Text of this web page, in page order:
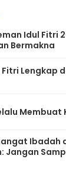
Idul Fitri
Bermakna
Lengkap
Membuat
Ibadah
Jangan